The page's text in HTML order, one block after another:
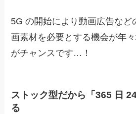
5G の開始により動画広告など
画素材を必要とする機会が年
がチャンスです…！
ストック型だから「365 日
る